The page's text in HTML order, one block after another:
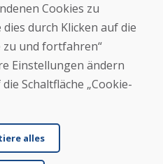
Umtausch von Waren
Cookies zu
durch Klicken auf die
zu und fortfahren“
Einstellungen ändern
Schaltfläche „Cookie-
alles